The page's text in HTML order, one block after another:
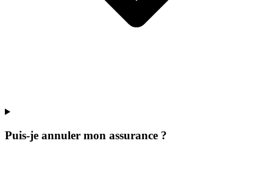
Puis-je annuler mon assurance ?